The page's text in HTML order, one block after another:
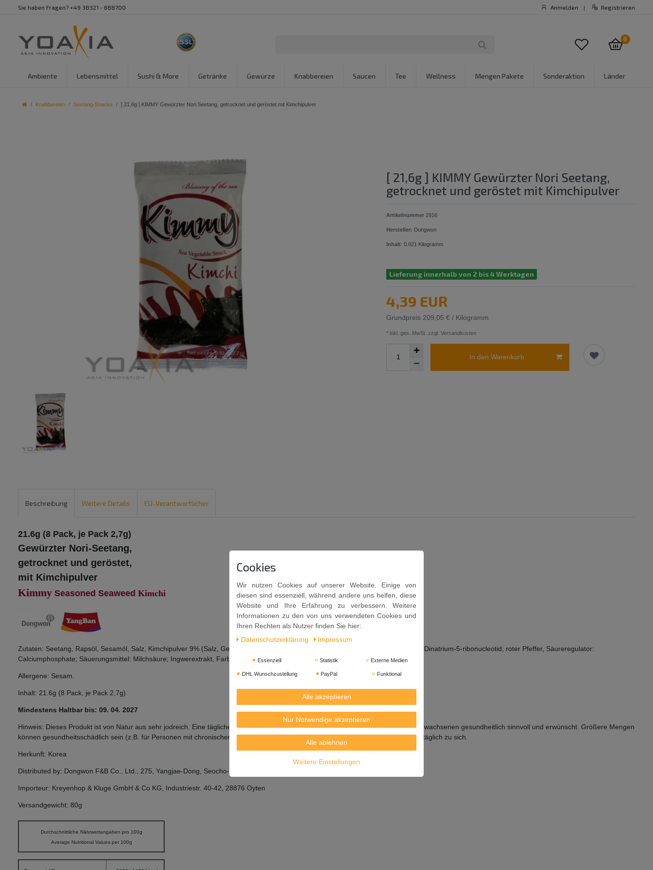
Sie haben Fragen? +49 38321 - 688700 Anmelden | Registrieren
0
Ambiente Lebensmittel Sushi & More Getränke Gewürze Knabbereien Saucen Tee Wellness Mengen Pakete Sonderaktion Länder
Knabbereien Seetang-Snacks [ 21,6g ] KIMMY Gewürzter Nori Seetang, getrocknet und geröstet mit Kimchipulver
[ 21,6g ] KIMMY Gewürzter Nori Seetang,
getrocknet und geröstet mit Kimchipulver
Artikelnummer 2916
Hersteller: Dongwon
Inhalt:0.021 Kilogramm
Lieferung innerhalb von 2 bis 4 Werktagen
4,39 EUR
Grundpreis 209,05 € / Kilogramm
* inkl. ges. MwSt. zzgl. Versandkosten
In den Warenkorb
Beschreibung Weitere Details EU-Verantwortlicher
21.6g (8 Pack, je Pack 2,7g)
Gewürzter Nori-Seetang,
getrocknet und geröstet,
mit Kimchipulver
Kimmy Seasoned Seaweed Kimchi
Zutaten: Seetang, Rapsöl, Sesamöl, Salz, Kimchipulver 9% (Salz, Gewürze, Dextrin, Geschmacksverstärker: Mononatriumglutamat; Dinatrium-5-ribonucleotid; roter Pfeffer, Säureregulator:
Calciumphosphate; Säuerungsmittel: Milchsäure; Ingwerextrakt, Farbstof: Paprikaextrakt; Knoblauchöl, Verdickungsmittel: Xanthan).
Allergene: Sesam.
Inhalt: 21.6g (8 Pack, je Pack 2,7g)
Mindestens Haltbar bis: 09. 04. 2027
Hinweis: Dieses Produkt ist von Natur aus sehr jodreich. Eine tägliche Jodmenge von bis zu 0,2mg ist für einen durchschnittlichen Erwachsenen gesundheitlich sinnvoll und erwünscht. Größere Mengen
können gesundheitsschädlich sein (z.B. für Personen mit chronischer Jodunterversorgung). Nehmen Sie maximal 1g (ca. 3 Stücke) täglich zu sich.
Herkunft: Korea
Distributed by: Dongwon F&B Co., Ltd., 275, Yangjae-Dong, Seocho-Gu, Seoul, Korea
Importeur: Kreyenhop & Kluge GmbH & Co KG, Industriestr. 40-42, 28876 Oyten
Versandgewicht: 80g
Durchschnittliche Nährwertangaben pro 100g
Average Nutritional Values per 100g
Cookies
Wir nutzen Cookies auf unserer Website. Einige von
diesen sind essenziell, während andere uns helfen, diese
Website und Ihre Erfahrung zu verbessern. Weitere
Informationen zu den von uns verwendeten Cookies und
Ihren Rechten als Nutzer finden Sie hier:
Daten­schutz­erklärung
Impressum
Essenziell Statistik Externe Medien
DHL Wunschzustellung PayPal Funktional
Alle akzeptieren
Nur Notwendige akzeptieren
Alle ablehnen
Weitere Einstellungen